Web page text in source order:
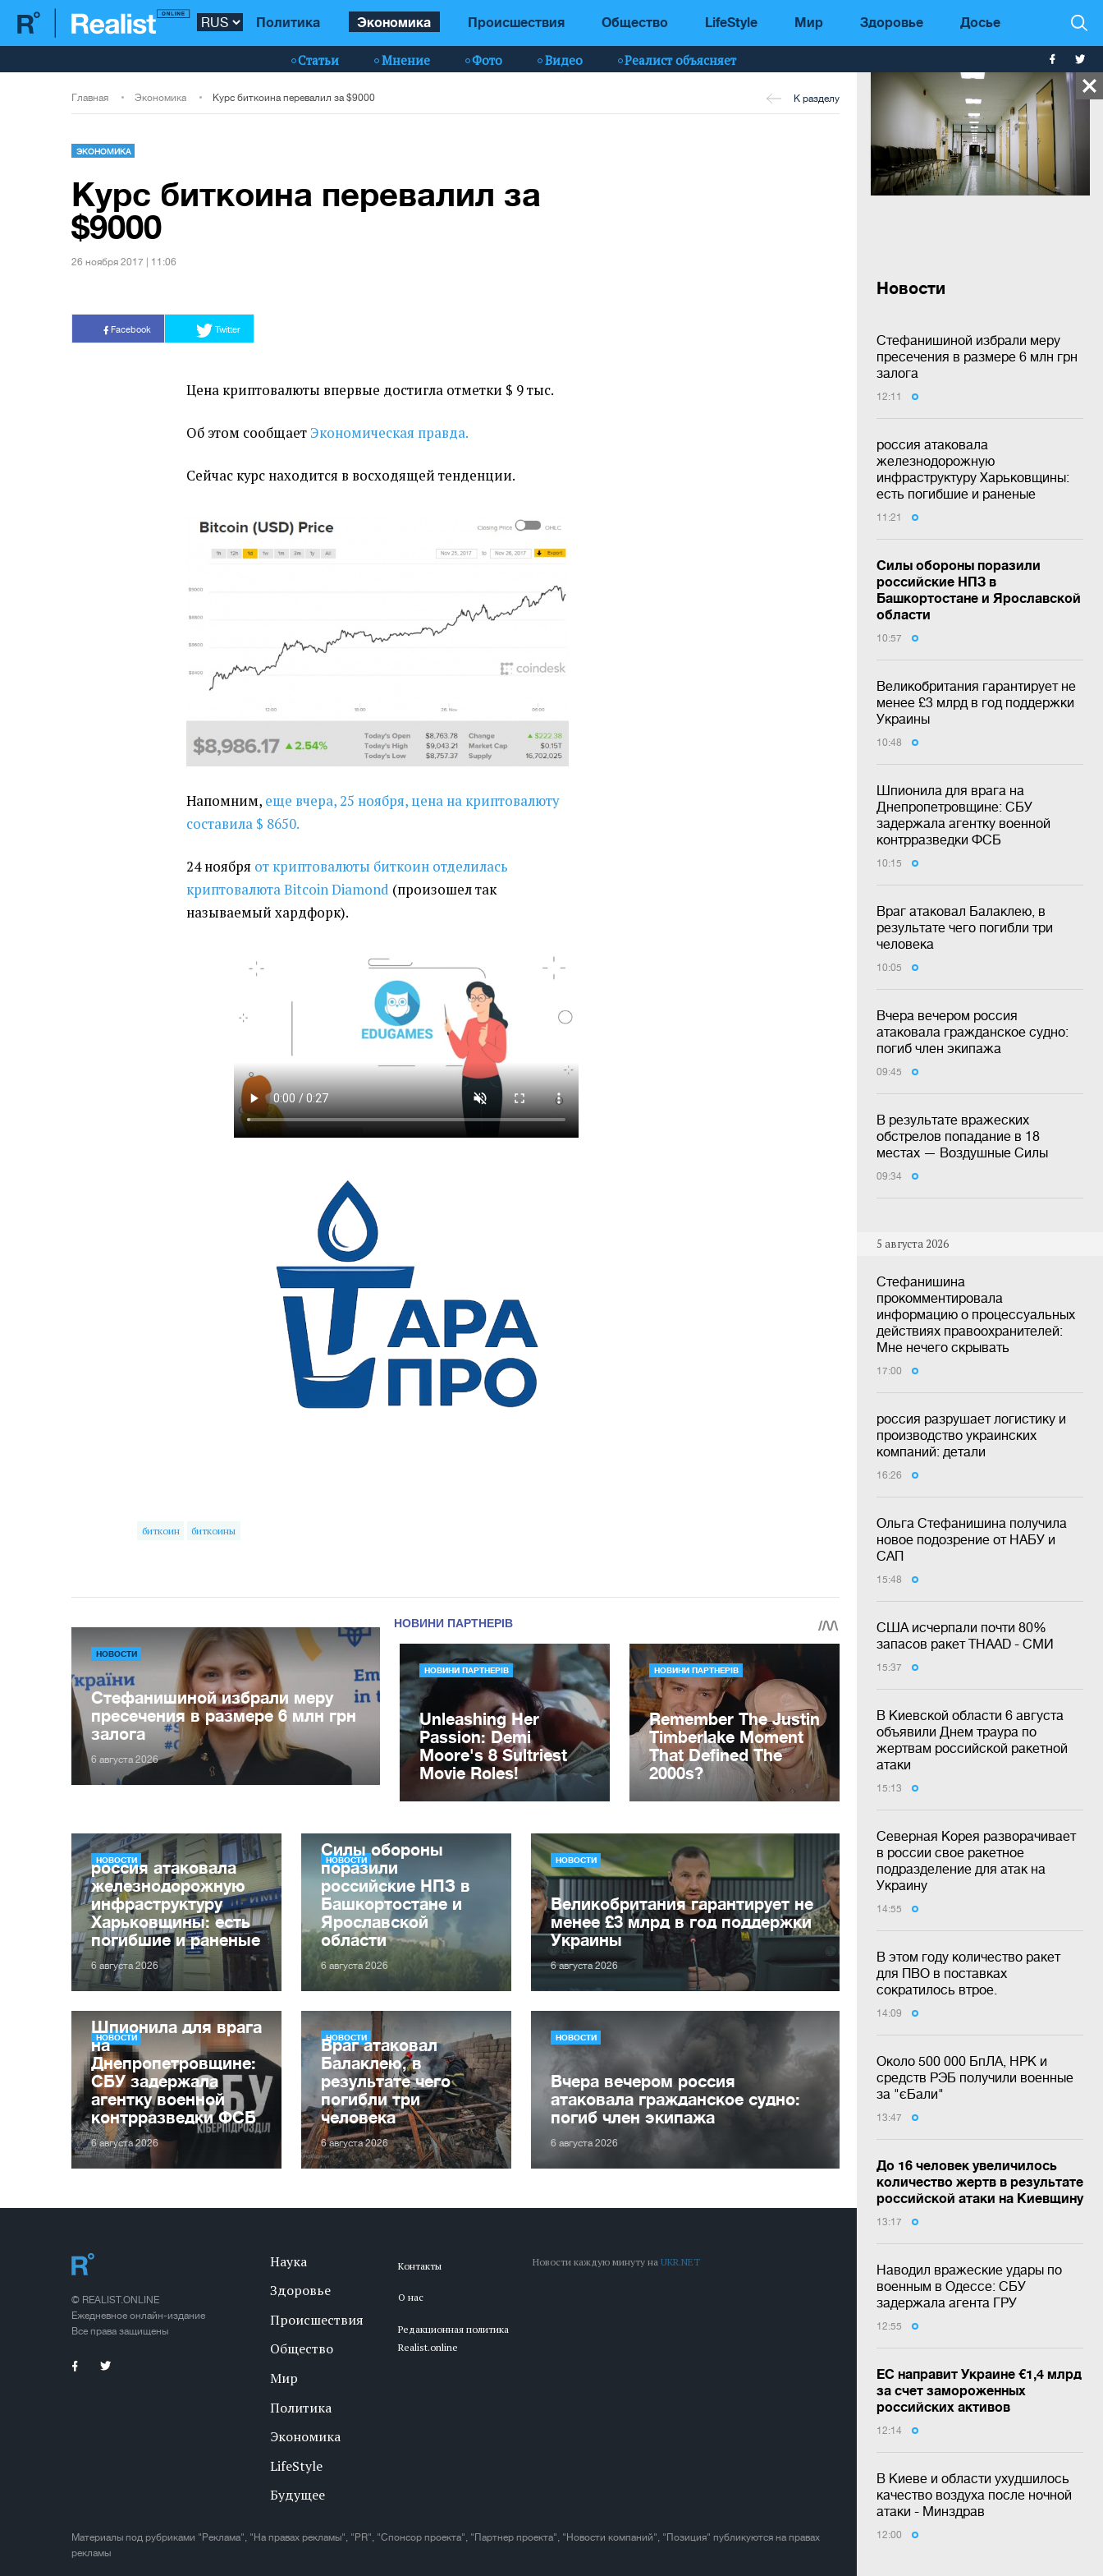
Политика Экономика Происшествия Общество LifeStyle Мир Здоровье Досье
Статьи Мнение Фото Видео Реалист объясняет
Новости
Стефанишиной избрали меру
пресечения в размере 6 млн грн
залога
12:11
россия атаковала
железнодорожную
инфраструктуру Харьковщины:
есть погибшие и раненые
11:21
Силы обороны поразили
российские НПЗ в
Башкортостане и Ярославской
области
10:57
Великобритания гарантирует не
менее £3 млрд в год поддержки
Украины
10:48
Шпионила для врага на
Днепропетровщине: СБУ
задержала агентку военной
контрразведки ФСБ
10:15
Враг атаковал Балаклею, в
результате чего погибли три
человека
10:05
Вчера вечером россия
атаковала гражданское судно:
погиб член экипажа
09:45
В результате вражеских
обстрелов попадание в 18
местах — Воздушные Силы
09:34
5 августа 2026
Стефанишина
прокомментировала
информацию о процессуальных
действиях правоохранителей:
Мне нечего скрывать
17:00
россия разрушает логистику и
производство украинских
компаний: детали
16:26
Ольга Стефанишина получила
новое подозрение от НАБУ и
САП
15:48
США исчерпали почти 80%
запасов ракет THAAD - СМИ
15:37
В Киевской области 6 августа
объявили Днем траура по
жертвам российской ракетной
атаки
15:13
Северная Корея разворачивает
в россии свое ракетное
подразделение для атак на
Украину
14:55
В этом году количество ракет
для ПВО в поставках
сократилось втрое.
14:09
Около 500 000 БпЛА, НРК и
средств РЭБ получили военные
за "єБали"
13:47
До 16 человек увеличилось
количество жертв в результате
российской атаки на Киевщину
13:17
Наводил вражеские удары по
военным в Одессе: СБУ
задержала агента ГРУ
12:55
ЕС направит Украине €1,4 млрд
за счет замороженных
российских активов
12:14
В Киеве и области ухудшилось
качество воздуха после ночной
атаки - Минздрав
12:00
Главная Экономика Курс биткоина перевалил за $9000 К разделу
ЭКОНОМИКА
Курс биткоина перевалил за
$9000
26 ноября 2017 | 11:06
Facebook Twitter
Цена криптовалюты впервые достигла отметки $ 9 тыс.
Об этом сообщает Экономическая правда.
Сейчас курс находится в восходящей тенденции.
Напомним, еще вчера, 25 ноября, цена на криптовалюту
составила $ 8650.
24 ноября от криптовалюты биткоин отделилась
криптовалюта Bitcoin Diamond (произошел так
называемый хардфорк).
биткоин биткоины
НОВОСТИ
Стефанишиной избрали меру
пресечения в размере 6 млн грн
залога
6 августа 2026
НОВОСТИ
россия атаковала
железнодорожную
инфраструктуру
Харьковщины: есть
погибшие и раненые
6 августа 2026
НОВОСТИ
Силы обороны
поразили
российские НПЗ в
Башкортостане и
Ярославской
области
6 августа 2026
НОВОСТИ
Великобритания гарантирует не
менее £3 млрд в год поддержки
Украины
6 августа 2026
НОВОСТИ
Шпионила для врага
на
Днепропетровщине:
СБУ задержала
агентку военной
контрразведки ФСБ
6 августа 2026
НОВОСТИ
Враг атаковал
Балаклею, в
результате чего
погибли три
человека
6 августа 2026
НОВОСТИ
Вчера вечером россия
атаковала гражданское судно:
погиб член экипажа
6 августа 2026
© REALIST.ONLINE
Ежедневное онлайн-издание
Все права защищены
Наука
Здоровье
Происшествия
Общество
Мир
Политика
Экономика
LifeStyle
Будущее
Контакты
О нас
Редакционная политика
Realist.online
Новости каждую минуту наUKR.NET
Материалы под рубриками "Реклама", "На правах рекламы", "PR", "Спонсор проекта", "Партнер проекта", "Новости компаний", "Позиция" публикуются на правах
рекламы